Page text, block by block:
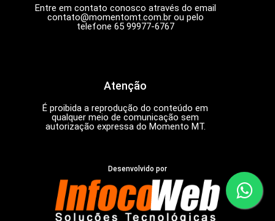
Entre em contato conosco através do email
contato@momentomt.com.brou pelo
telefone 65 99977-6767
Atenção
É proibida a reprodução do conteúdo em
qualquer meio de comunicação sem
autorização expressa do Momento MT.
Desenvolvido por